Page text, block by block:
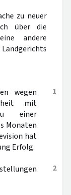
zu neuer
über die
andere
1
wegen
mit
einer
Monaten
hat
Erfolg.
2